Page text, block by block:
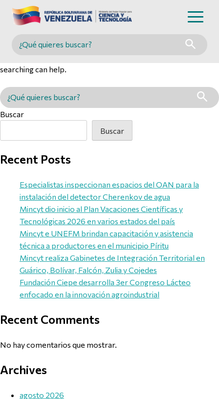
Buscar en MINCYT
searching can help.
Buscar en MINCYT
Buscar
Buscar
Recent Posts
Especialistas inspeccionan espacios del OAN para la
instalación del detector Cherenkov de agua
Mincyt dio inicio al Plan Vacaciones Científicas y
Tecnológicas 2026 en varios estados del país
Mincyt e UNEFM brindan capacitación y asistencia
técnica a productores en el municipio Píritu
Mincyt realiza Gabinetes de Integración Territorial en
Guárico, Bolívar, Falcón, Zulia y Cojedes
Fundación Ciepe desarrolla 3er Congreso Lácteo
enfocado en la innovación agroindustrial
Recent Comments
No hay comentarios que mostrar.
Archives
agosto 2026